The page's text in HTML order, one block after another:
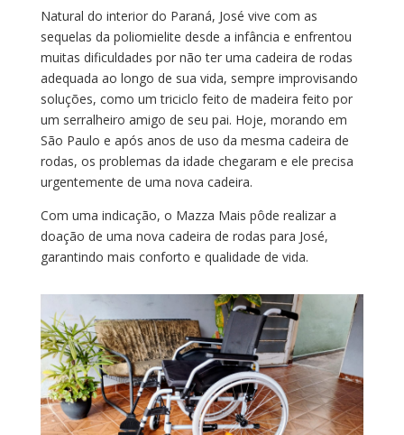
Natural do interior do Paraná, José vive com as
sequelas da poliomielite desde a infância e enfrentou
muitas dificuldades por não ter uma cadeira de rodas
adequada ao longo de sua vida, sempre improvisando
soluções, como um triciclo feito de madeira feito por
um serralheiro amigo de seu pai. Hoje, morando em
São Paulo e após anos de uso da mesma cadeira de
rodas, os problemas da idade chegaram e ele precisa
urgentemente de uma nova cadeira.
Com uma indicação, o Mazza Mais pôde realizar a
doação de uma nova cadeira de rodas para José,
garantindo mais conforto e qualidade de vida.